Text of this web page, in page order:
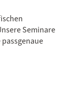
Seminare